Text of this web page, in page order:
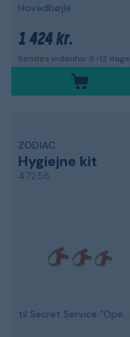
Hovedbøjle
1 424 kr.
Sendes indenfor 8-12 dage
ZODIAC
Hygiejne kit
47255
til Secret Service "Open Ear" 3-pak